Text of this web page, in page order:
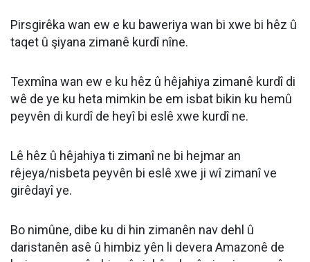
Pirsgirêka wan ew e ku baweriya wan bi xwe bi hêz û
taqet û şiyana zimanê kurdî nîne.
Texmîna wan ew e ku hêz û hêjahiya zimanê kurdî di
wê de ye ku heta mimkin be em isbat bikin ku hemû
peyvên di kurdî de heyî bi eslê xwe kurdî ne.
Lê hêz û hêjahiya ti zimanî ne bi hejmar an
rêjeya/nisbeta peyvên bi eslê xwe ji wî zimanî ve
girêdayî ye.
Bo nimûne, dibe ku di hin zimanên nav dehl û
daristanên asê û himbiz yên li devera Amazonê de